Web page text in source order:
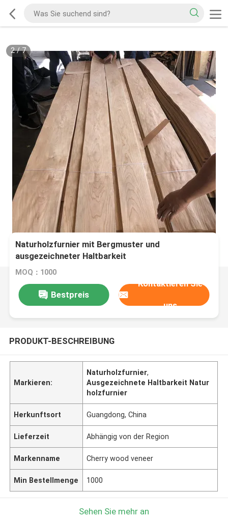
2/7
Naturholzfurnier mit Bergmuster und
ausgezeichneter Haltbarkeit
MOQ：1000
Bestpreis
Kontaktieren Sie
uns
PRODUKT-BESCHREIBUNG
Markieren:
Naturholzfurnier,
Ausgezeichnete Haltbarkeit Natur
holzfurnier
Herkunftsort Guangdong, China
Lieferzeit Abhängig von der Region
Markenname Cherry wood veneer
Min Bestellmenge 1000
Sehen Sie mehr an